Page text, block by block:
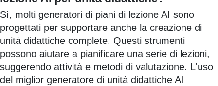
Sì, molti generatori di piani di lezione AI sono
progettati per supportare anche la creazione di
unità didattiche complete. Questi strumenti
possono aiutare a pianificare una serie di lezioni,
suggerendo attività e metodi di valutazione. L'uso
del miglior generatore di unità didattiche AI